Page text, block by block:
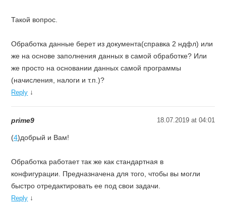
Такой вопрос.
Обработка данные берет из документа(справка 2 ндфл) или
же на основе заполнения данных в самой обработке? Или
же просто на основании данных самой программы
(начисления, налоги и т.п.)?
Reply ↓
prime9 18.07.2019 at 04:01
(4)добрый и Вам!
Обработка работает так же как стандартная в
конфигурации. Предназначена для того, чтобы вы могли
быстро отредактировать ее под свои задачи.
Reply ↓